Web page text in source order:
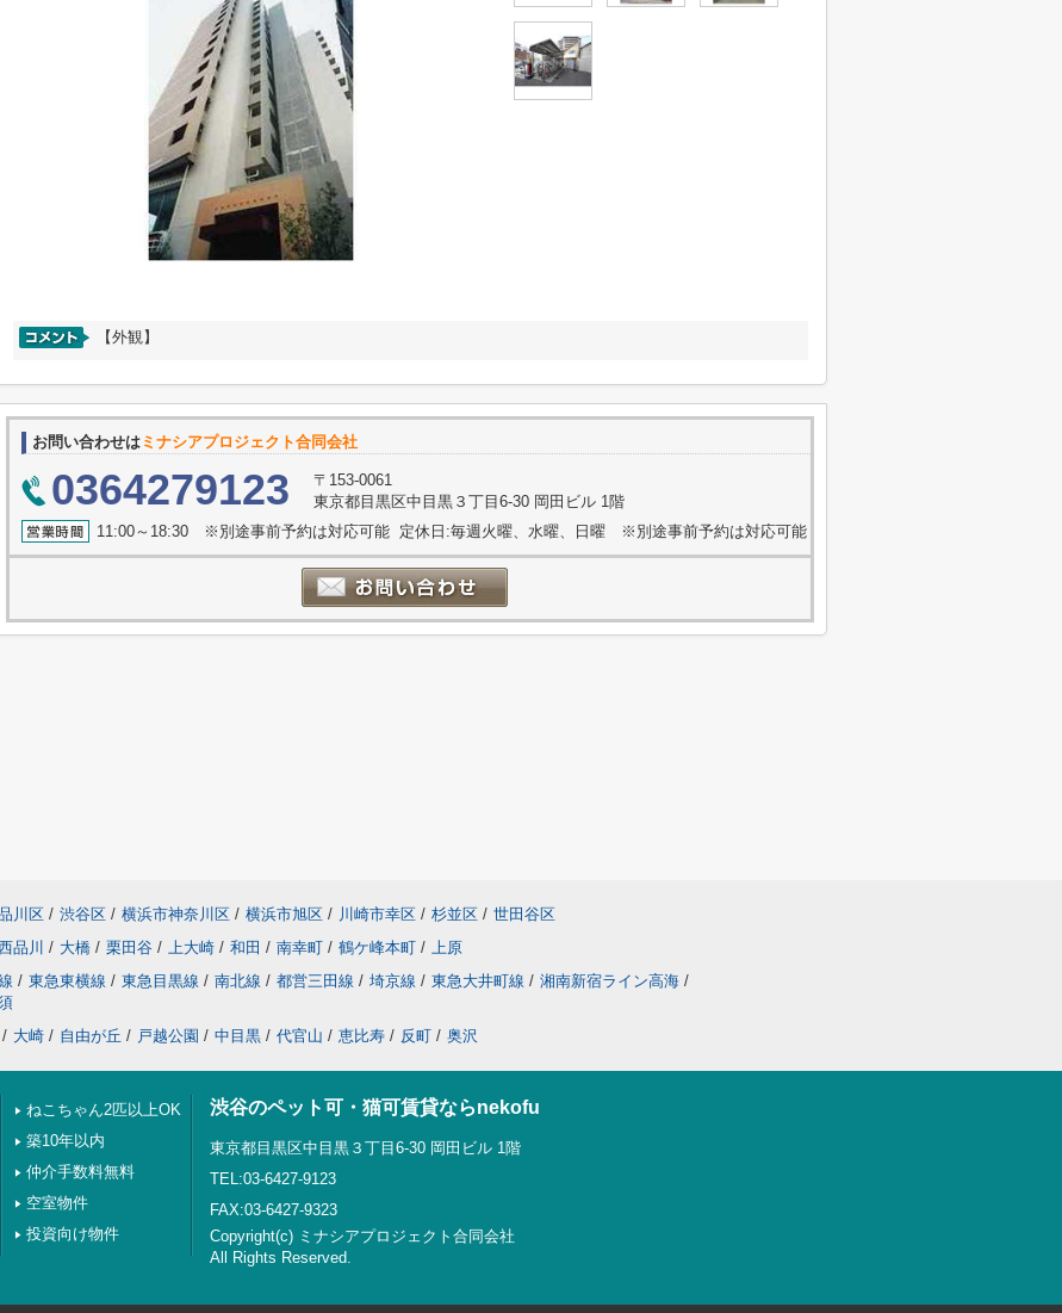
【外観】
お問い合わせは ミナシアプロジェクト合同会社
0364279123
〒153-0061
東京都目黒区中目黒３丁目6-30 岡田ビル 1階
11:00～18:30 ※別途事前予約は対応可能 定休日:毎週火曜、水曜、日曜 ※別途事前予約は対応可能
川区 / 渋谷区 / 横浜市神奈川区 / 横浜市旭区 / 川崎市幸区 / 杉並区 / 世田谷区
品川 / 大橋 / 栗田谷 / 上大崎 / 和田 / 南幸町 / 鶴ケ峰本町 / 上原
/ 東急東横線 / 東急目黒線 / 南北線 / 都営三田線 / 埼京線 / 東急大井町線 / 湘南新宿ライン高海 /
/ 大崎 / 自由が丘 / 戸越公園 / 中目黒 / 代官山 / 恵比寿 / 反町 / 奥沢
ねこちゃん2匹以上OK
築10年以内
仲介手数料無料
空室物件
投資向け物件
渋谷のペット可・猫可賃貸ならnekofu
東京都目黒区中目黒３丁目6-30 岡田ビル 1階
TEL:03-6427-9123
FAX:03-6427-9323
Copyright(c) ミナシアプロジェクト合同会社
All Rights Reserved.